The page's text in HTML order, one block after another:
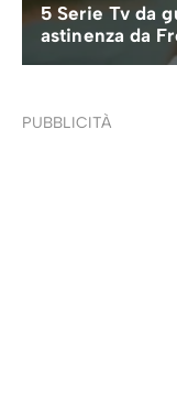
PUBBLICITÀ